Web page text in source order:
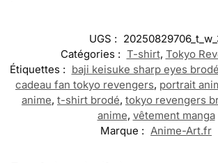
UGS :
Catégories : T-shirt, Tokyo
Étiquettes : baji keisuke sharp eyes brodé
cadeau fan tokyo revengers, portrait
anime, t-shirt brodé, tokyo revengers
anime, vêtement manga
Marque : Anime-Art.fr